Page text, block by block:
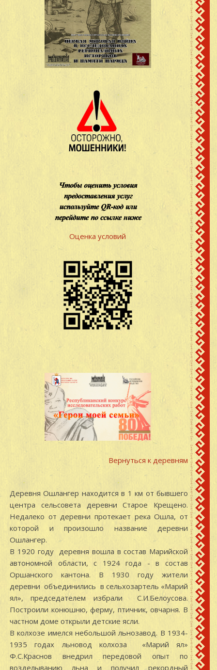
Оценка условий
Вернуться к деревням
Деревня Ошлангер находится в 1 км от бывшего
центра сельсовета деревни Старое Крещено.
Недалеко от деревни протекает река Ошла, от
которой и произошло название деревни
Ошлангер.
В 1920 году деревня вошла в состав Марийской
автономной области, с 1924 года - в состав
Оршанского кантона. В 1930 году жители
деревни объединились в сельхозартель «Марий
ял», председателем избрали С.И.Белоусова.
Построили конюшню, ферму, птичник, овчарня. В
частном доме открыли детские ясли.
В колхозе имелся небольшой льнозавод. В 1934-
1935 годах льновод колхоза «Марий ял»
Ф.С.Краснов внедрил передовой опыт по
возделыванию льна и получил рекордный